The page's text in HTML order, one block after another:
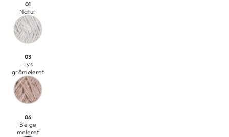
01
Natur
03
Lys
gråmeleret
06
Beige
meleret